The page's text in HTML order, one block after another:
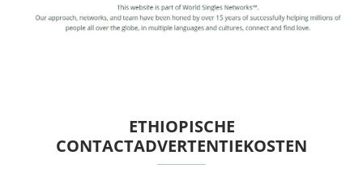
ETHIOPISCHE
CONTACTADVERTENTIEKOSTEN